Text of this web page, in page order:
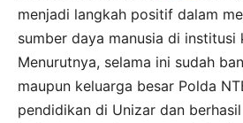
menjadi langkah positif dalam
sumber daya manusia di institusi
Menurutnya, selama ini sudah
maupun keluarga besar Polda
pendidikan di Unizar dan